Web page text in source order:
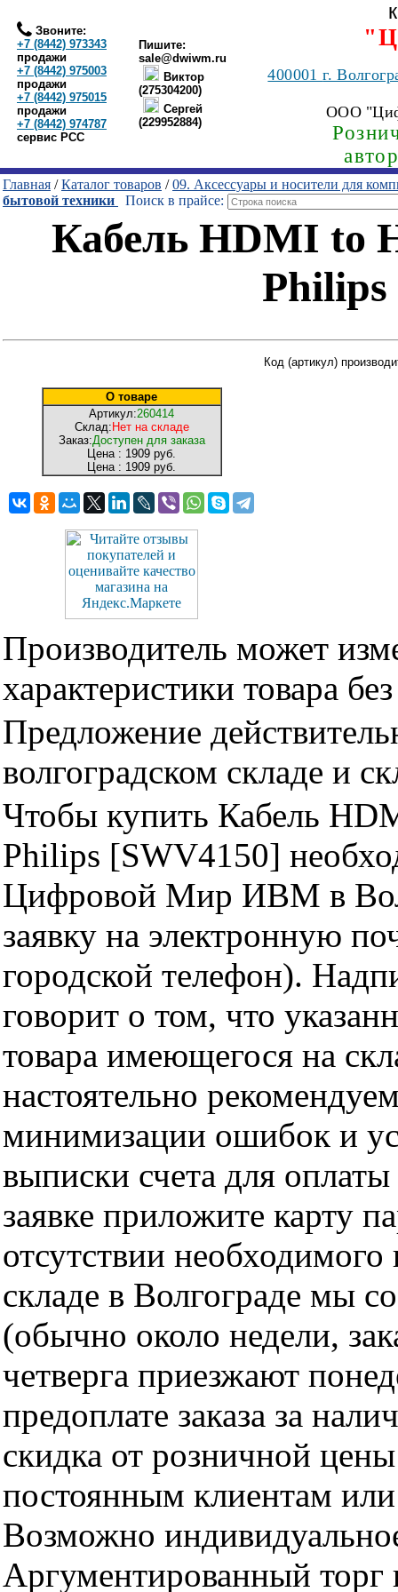
Звоните:
+7 (8442) 973343
продажи
+7 (8442) 975003
продажи
+7 (8442) 975015
продажи
+7 (8442) 974787
сервис РСС
Пишите:
sale@dwiwm.ru
Виктор
(275304200)
Сергей
(229952884)
400001г.
ООО
Главная /Каталог товаров /09. Аксессуары и носители для
бытовой техники
Поиск в прайсе:
Кабель HDMI to
Philips
О товаре
Артикул:260414
Склад: Нет на складе
Заказ:Доступен для заказа
Цена : 1909 руб.
Цена : 1909 руб.
Код (артикул)
Производитель может
характеристики товара
Предложение
волгоградском складе и
Чтобы купить Кабель
Philips [SWV4150]
Цифровой Мир ИВМ в
заявку на электронную
городской телефон).
говорит о том, что
товара имеющегося на
настоятельно
минимизации ошибок и
выписки счета для
заявке приложите карту
отсутствии
складе в Волгограде мы
(обычно около недели,
четверга приезжают
предоплате заказа за
скидка от розничной
постоянным клиентам
Возможно
Аргументированный торг